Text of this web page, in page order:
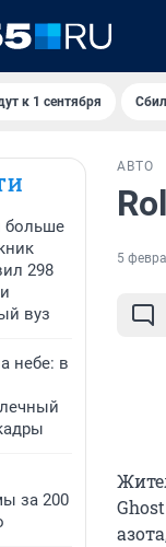
к 1 сентября
больше
298
вуз
небе: в
за 200
АВТО
5